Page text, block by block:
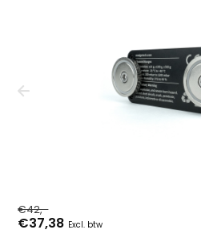
€42,-
€37,38 Excl. btw